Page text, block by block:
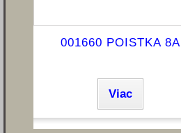
001660 POISTKA 8A
Viac